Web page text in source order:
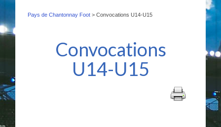
Contact
Pays de Chantonnay Foot >Convocations U14-U15
Convocations
U14-U15